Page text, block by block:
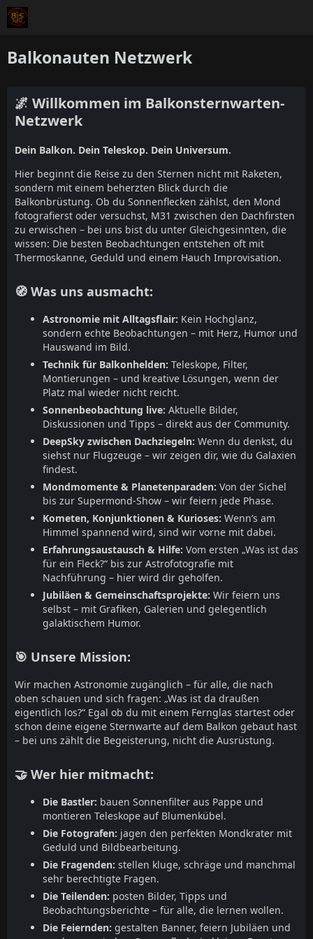
Balkonauten Netzwerk
🌌 Willkommen im Balkonsternwarten-
Netzwerk
Dein Balkon. Dein Teleskop. Dein Universum.
Hier beginnt die Reise zu den Sternen nicht mit Raketen,
sondern mit einem beherzten Blick durch die
Balkonbrüstung. Ob du Sonnenflecken zählst, den Mond
fotografierst oder versuchst, M31 zwischen den Dachfirsten
zu erwischen – bei uns bist du unter Gleichgesinnten, die
wissen: Die besten Beobachtungen entstehen oft mit
Thermoskanne, Geduld und einem Hauch Improvisation.
🧭 Was uns ausmacht:
Astronomie mit Alltagsflair: Kein Hochglanz,
sondern echte Beobachtungen – mit Herz, Humor und
Hauswand im Bild.
Technik für Balkonhelden: Teleskope, Filter,
Montierungen – und kreative Lösungen, wenn der
Platz mal wieder nicht reicht.
Sonnenbeobachtung live: Aktuelle Bilder,
Diskussionen und Tipps – direkt aus der Community.
DeepSky zwischen Dachziegeln: Wenn du denkst, du
siehst nur Flugzeuge – wir zeigen dir, wie du Galaxien
findest.
Mondmomente & Planetenparaden: Von der Sichel
bis zur Supermond-Show – wir feiern jede Phase.
Kometen, Konjunktionen & Kurioses: Wenn’s am
Himmel spannend wird, sind wir vorne mit dabei.
Erfahrungsaustausch & Hilfe: Vom ersten „Was ist das
für ein Fleck?“ bis zur Astrofotografie mit
Nachführung – hier wird dir geholfen.
Jubiläen & Gemeinschaftsprojekte: Wir feiern uns
selbst – mit Grafiken, Galerien und gelegentlich
galaktischem Humor.
🎯 Unsere Mission:
Wir machen Astronomie zugänglich – für alle, die nach
oben schauen und sich fragen: „Was ist da draußen
eigentlich los?“ Egal ob du mit einem Fernglas startest oder
schon deine eigene Sternwarte auf dem Balkon gebaut hast
– bei uns zählt die Begeisterung, nicht die Ausrüstung.
🤝 Wer hier mitmacht:
Die Bastler: bauen Sonnenfilter aus Pappe und
montieren Teleskope auf Blumenkübel.
Die Fotografen: jagen den perfekten Mondkrater mit
Geduld und Bildbearbeitung.
Die Fragenden: stellen kluge, schräge und manchmal
sehr berechtigte Fragen.
Die Teilenden: posten Bilder, Tipps und
Beobachtungsberichte – für alle, die lernen wollen.
Die Feiernden: gestalten Banner, feiern Jubiläen und